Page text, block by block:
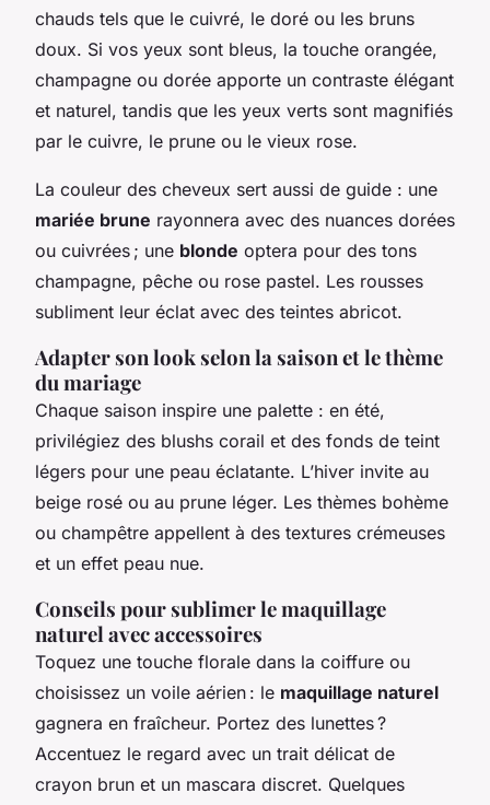
chauds tels que le cuivré, le doré ou les bruns
doux. Si vos yeux sont bleus, la touche orangée,
champagne ou dorée apporte un contraste élégant
et naturel, tandis que les yeux verts sont magnifiés
par le cuivre, le prune ou le vieux rose.
La couleur des cheveux sert aussi de guide : une
mariée brune rayonnera avec des nuances dorées
ou cuivrées ; une blonde optera pour des tons
champagne, pêche ou rose pastel. Les rousses
subliment leur éclat avec des teintes abricot.
Adapter son look selon la saison et le thème
du mariage
Chaque saison inspire une palette : en été,
privilégiez des blushs corail et des fonds de teint
légers pour une peau éclatante. L’hiver invite au
beige rosé ou au prune léger. Les thèmes bohème
ou champêtre appellent à des textures crémeuses
et un effet peau nue.
Conseils pour sublimer le maquillage
naturel avec accessoires
Toquez une touche florale dans la coiffure ou
choisissez un voile aérien : le maquillage naturel
gagnera en fraîcheur. Portez des lunettes ?
Accentuez le regard avec un trait délicat de
crayon brun et un mascara discret. Quelques